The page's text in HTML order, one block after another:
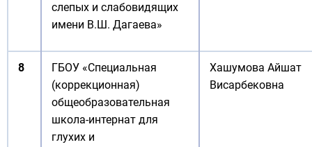
слепых и слабовидящих
имени В.Ш. Дагаева»
8
ГБОУ «Специальная
(коррекционная)
общеобразовательная
школа-интернат для
глухих и
Хашумова Айшат
Висарбековна